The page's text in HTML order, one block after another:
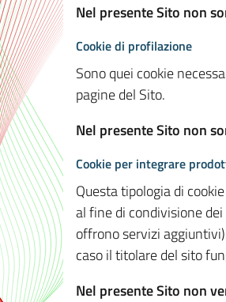
Nel presente Sito non
Cookie di profilazione
Sono quei cookie
pagine del Sito.
Nel presente Sito non
Cookie per integrare
Questa tipologia di
al fine di condivisione
offrono servizi
caso il titolare del sito
Nel presente Sito non